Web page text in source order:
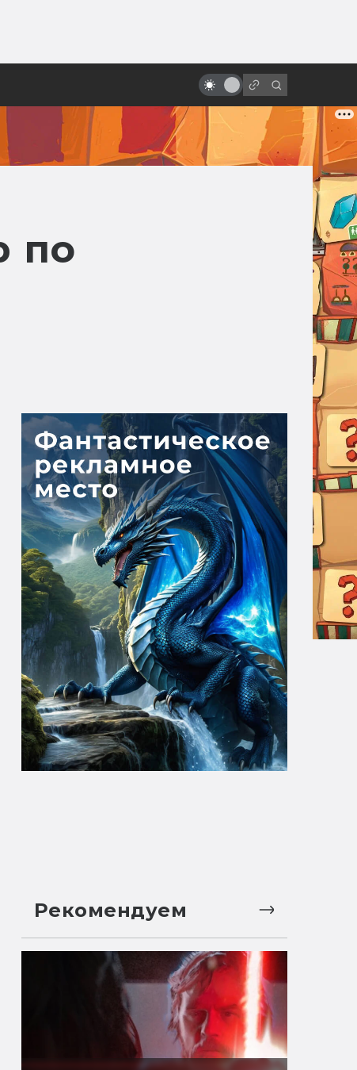
всего остального фильма
по
Рекомендуем